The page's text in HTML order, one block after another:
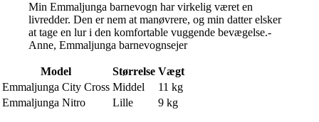
Min Emmaljunga barnevogn har virkelig været en
livredder. Den er nem at manøvrere, og min datter elsker
at tage en lur i den komfortable vuggende bevægelse.-
Anne, Emmaljunga barnevognsejer
Model Størrelse Vægt
Emmaljunga City Cross Middel
11 kg
Emmaljunga Nitro
Lille 9 kg